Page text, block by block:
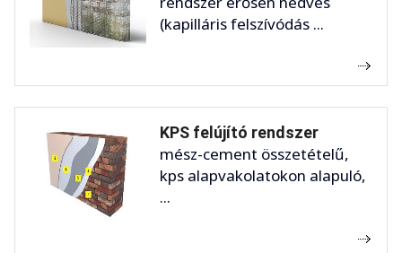
(kapilláris felszívódás ...
KPS felújító rendszer
mész-cement összetételű,
kps alapvakolatokon alapuló,
...